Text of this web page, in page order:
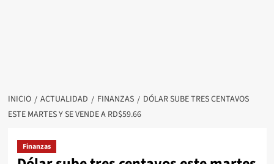
INICIO ACTUALIDAD FINANZAS
DÓLAR SUBE TRES CENTAVOS
ESTE MARTES Y SE VENDE A RD$59.66
Finanzas